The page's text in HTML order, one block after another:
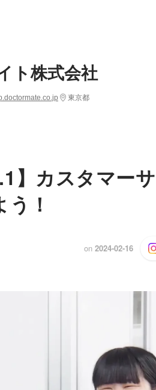
ト株式会社
東京都
】カスタマー
！
on 2024-02-16